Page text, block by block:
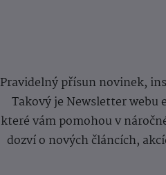
Pravidelný přísun novinek,
Takový je Newsletter webu
které vám pomohou v
dozví o nových článcích,